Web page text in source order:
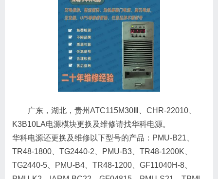
广东，湖北，贵州ATC115M30Ⅲ、CHR-22010、
K3B10LA电源模块更换及维修请找华科电源。
华科电源还更换及维修以下型号的产品：PMU-B21、
TR48-1800、TG2440-2、PMU-B3、TR48-1200K、
TG2440-5、PMU-B4、TR48-1200、GF11040H-8、